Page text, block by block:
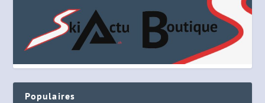
Populaires